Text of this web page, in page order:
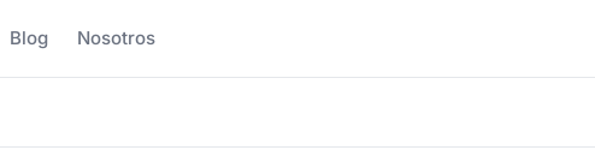
Blog Nosotros